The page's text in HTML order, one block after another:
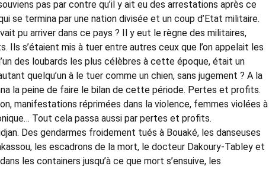
pas par contre qu’il y ait eu des arrestations après ce
se termina par une nation divisée et un coup d’Etat militaire.
pu arriver dans ce pays ? Il y eut le règne des militaires,
Ils s’étaient mis à tuer entre autres ceux que l’on appelait les
des loubards les plus célèbres à cette époque, était un
quelqu’un à le tuer comme un chien, sans jugement ? A la
la peine de faire le bilan de cette période. Pertes et profits.
manifestations réprimées dans la violence, femmes violées à
Tout cela passa aussi par pertes et profits.
Des gendarmes froidement tués à Bouaké, les danseuses
les escadrons de la mort, le docteur Dakoury-Tabley et
les containers jusqu’à ce que mort s’ensuive, les